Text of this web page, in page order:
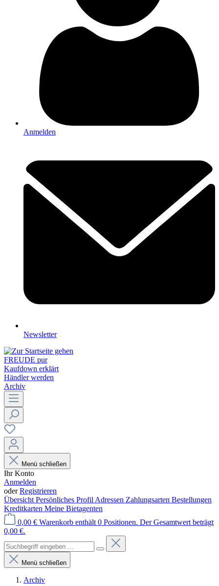
Anmelden
Newsletter
FREUDE pur
Kaufdown erklärt
Händler werden
Archiv
Menü schließen
Ihr Konto
Anmelden
oderRegistrieren
Übersicht Persönliches Profil Adressen Zahlungsarten Bestellungen
Kreditkarten Meine Bietagenten
0,00 € Warenkorb enthält 0 Positionen. Der Gesamtwert beträgt
0,00 €.
Menü schließen
Archiv